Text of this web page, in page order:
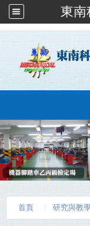
東南
:::
首頁 研究與教